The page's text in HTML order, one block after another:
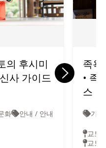
의 후시미
사 가이드
화 안내 / 안내
족욕
• 족
스
기타
교토
교토